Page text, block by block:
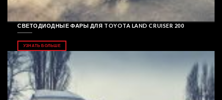
СВЕТОДИОДНЫЕ ФАРЫ ДЛЯ TOYOTA LAND CRUISER 200
УЗНАТЬ БОЛЬШЕ